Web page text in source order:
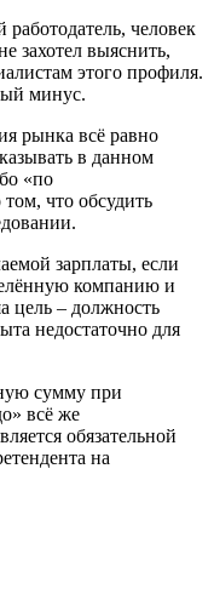
человек
захотел выяснить,
этого профиля.
минус.
рынка всё равно
в данном
«по
что обсудить
зарплаты, если
компанию и
цель – должность
недостаточно для
сумму при
всё же
обязательной
на